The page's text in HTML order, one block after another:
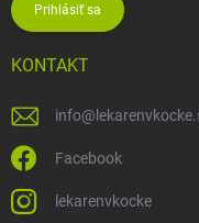
Prihlásiť sa
KONTAKT
info@
Facebook
lekarenvkocke